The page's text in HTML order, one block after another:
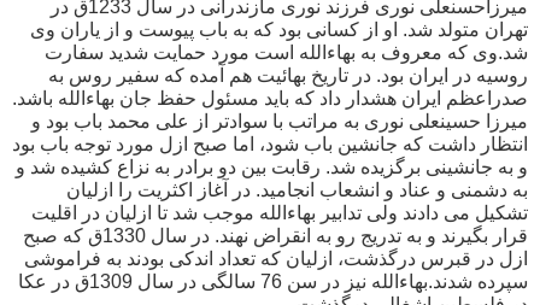
میرزاحسنعلی نوری فرزند نوری مازندرانی در سال 1233ق در
تهران متولد شد. او از کسانی بود که به باب پیوست و از یاران وی
شد.وی که معروف به بهاءالله است مورد حمایت شدید سفارت
روسیه در ایران بود. در تاریخ بهائیت هم آمده که سفیر روس به
صدراعظم ایران هشدار داد که باید مسئول حفظ جان بهاءالله باشد.
میرزا حسینعلی نوری به مراتب با سوادتر از علی محمد باب بود و
انتظار داشت که جانشین باب شود، اما صبح ازل مورد توجه باب بود
و به جانشینی برگزیده شد. رقابت بین دو برادر به نزاع کشیده شد و
به دشمنی و عناد و انشعاب انجامید. در آغاز اکثریت را ازلیان
تشکیل می دادند ولی تدابیر بهاءالله موجب شد تا ازلیان در اقلیت
قرار بگیرند و به تدریج رو به انقراض نهند. در سال 1330ق که صبح
ازل در قبرس درگذشت، ازلیان که تعداد اندکی بودند به فراموشی
سپرده شدند.بهاءالله نیز در سن 76 سالگی در سال 1309ق در عکا